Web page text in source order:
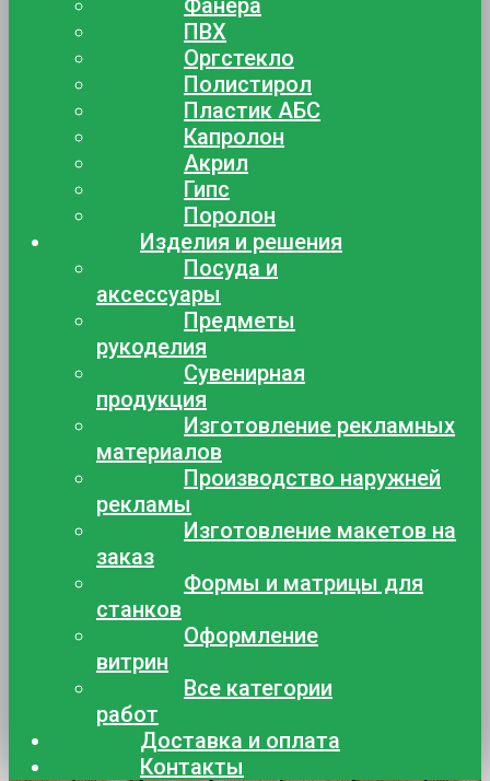
Фанера
ПВХ
Оргстекло
Полистирол
Пластик АБС
Капролон
Акрил
Гипс
Поролон
Изделия и решения
Посуда и
аксессуары
Предметы
рукоделия
Сувенирная
продукция
Изготовление рекламных
материалов
Производство наружней
рекламы
Изготовление макетов на
заказ
Формы и матрицы для
станков
Оформление
витрин
Все категории
работ
Доставка и оплата
Контакты